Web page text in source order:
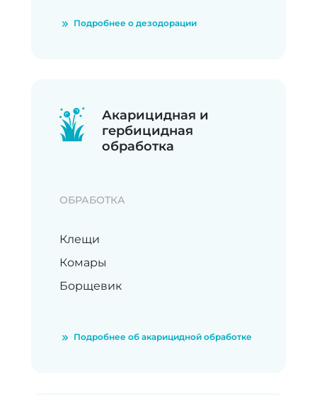
Подробнее о дезодорации
Акарицидная и
гербицидная
обработка
ОБРАБОТКА
Клещи
Комары
Борщевик
Подробнее об акарицидной обработке